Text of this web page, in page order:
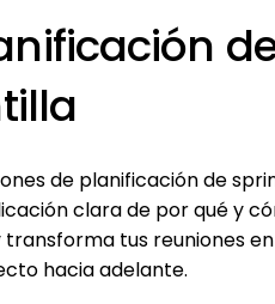
de planificación de
clara de por qué y
tus reuniones
hacia adelante.